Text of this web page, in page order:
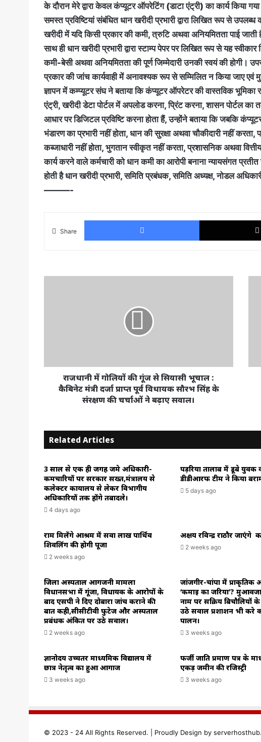
के दौरान मेरे द्वारा केवल कंप्यूटर ऑपरेटिंग (डाटा एंट्री) का कार्य किया
समस्त प्रविष्टियां संबंधित धान खरीदी प्रभारी ‌द्वारा लिखित रूप से
खरीदी में यदि किसी प्रकार की कमी, त्रुटि अथवा अनियमितता पाई जाती
साथ ही धान खरीदी प्रभारी ‌द्वारा स्टाम्प पेपर पर लिखित रूप से यह
कमी-बेसी अथवा अनियमितता की पूर्ण जिम्मेदारी उनकी स्वयं की होगी।
प्रकार की जांच कार्यवाही में अनावश्यक रूप से सम्मिलित न किया जाए
ज्ञापन में कम्प्यूटर संघ ने बताया कि कंप्यूटर ऑपरेटर की वास्तविक
एंट्री, खरीदी डेटा पोर्टल में अपलोड करना, प्रिंट करना, शासन पोर्टल
आधार पर डिजिटल प्रविष्टि करना होता हैं, उन्होंने बताया कि जबकि
भंडारण का प्रभारी नहीं होता, धान की सुरक्षा अथवा चौकीदारी नहीं
कब्जाधारी नहीं होता, भुगतान स्वीकृत नहीं करता, प्रशासनिक अथवा
कार्य करने वाले कर्मचारी को धान कमी का आरोपी बनाना न्यायसंगत
होती है धान खरीदी प्रभारी, समिति प्रबंधक, समिति अध्यक्ष, नोडल
———-
Share
Facebook
:
विधायक
सौरभ
सिंह
संरक्षण
की
चर्चाओं
बढ़ाए
राजधानी में गोलियों की गूंज से सियासी भूचाल :
कैबिनेट मंत्री दर्जा प्राप्त पूर्व विधायक सौरभ सिंह के
संरक्षण की चर्चाओं ने बढ़ाए सवाल।
से
में
Related Articles
3 साल से एक ही जगह जमे अधिकारी-
कर्मचारियों पर सरकार सख्त,मंत्रालय से
कलेक्टर कार्यालय से लेकर विभागीय
अधिकारियों तक होंगे तबादले।
4 days ago
पड़रिया तालाब में डूबे युवक
डीडीआरफ टीम ने किया
5 days ago
राम मिलेंगे आश्रम में सवा लाख पार्थिव
शिवलिंग की होगी पूजा
2 weeks ago
अक्षय रविन्द्र राठौर जाएंगे
2 weeks ago
जिला अस्पताल आगजनी मामला
विधानसभा में गूंजा, विधायक के आरोपों के
बाद एसपी ने दिए दोबारा जांच कराने की
बात कही,सीसीटीवी फुटेज और अस्पताल
प्रबंधक अंकित पर उठे सवाल।
2 weeks ago
जांजगीर-चांपा में प्राकृतिक
‘कमाई का जरिया’?
नाम पर सक्रिय बिचौलियों
उठे सवाल प्रशाशन भी करे
पालन।
3 weeks ago
ज्ञानोदय उच्चतर माध्यमिक विद्यालय में
छात्र नेतृत्व का हुआ आगाज
3 weeks ago
फर्जी जाति प्रमाण पत्र के
एकड़ जमीन की रजिस्ट्री
3 weeks ago
© 2023 - 24 All Rights Reserved. | Proudly Design by